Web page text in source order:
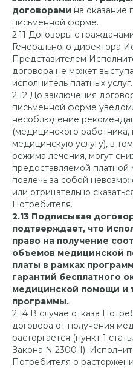
договорами на оказание
письменной форме.
2.11 Договоры с
Генерального директора
Представителем
договора не может
исполнитель платных услуг.
2.12 До заключения
письменной форме
несоблюдение
(медицинского
медицинскую услугу), в
режима лечения, могут
предоставляемой платной
повлечь за собой
или отрицательно
Потребителя.
2.13 Подписывая
подтверждает, что
право на получение
объемов медицинской
платы в рамках
гарантий бесплатного
медицинской помощи и
программы.
2.14 В случае отказа
договора от получения
расторгается (пункт 1
Закона N 2300-I).
Потребителя о